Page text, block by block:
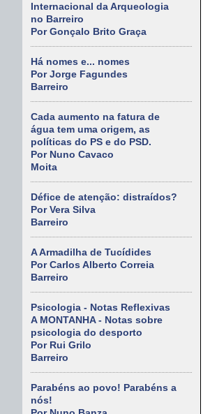
Internacional da Arqueologia
no Barreiro
Por Gonçalo Brito Graça
Há nomes e... nomes
Por Jorge Fagundes
Barreiro
Cada aumento na fatura de
água tem uma origem, as
políticas do PS e do PSD.
Por Nuno Cavaco
Moita
Défice de atenção: distraídos?
Por Vera Silva
Barreiro
A Armadilha de Tucídides
Por Carlos Alberto Correia
Barreiro
Psicologia - Notas Reflexivas
A MONTANHA - Notas sobre
psicologia do desporto
Por Rui Grilo
Barreiro
Parabéns ao povo! Parabéns a
nós!